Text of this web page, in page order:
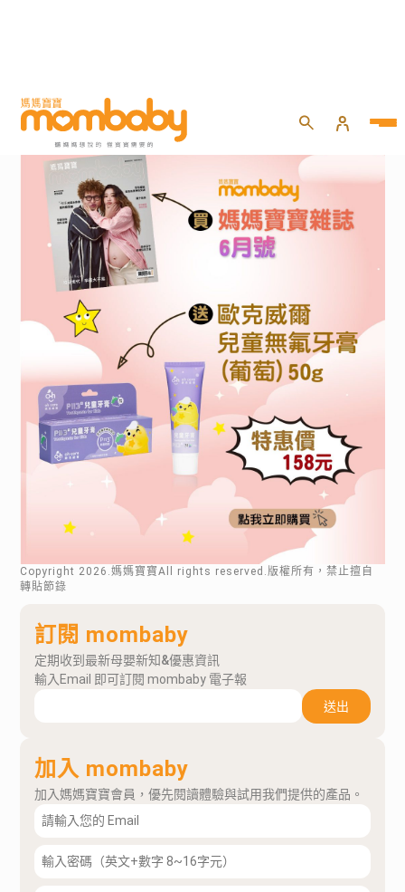
Copyright 2026 .媽媽寶寶All rights reserved.版權所有，禁止擅自
轉貼節錄
訂閱 mombaby
定期收到最新母嬰新知&優惠資訊
輸入Email 即可訂閱 mombaby 電子報
送出
加入 mombaby
加入媽媽寶寶會員，優先閱讀體驗與試用我們提供的產品。